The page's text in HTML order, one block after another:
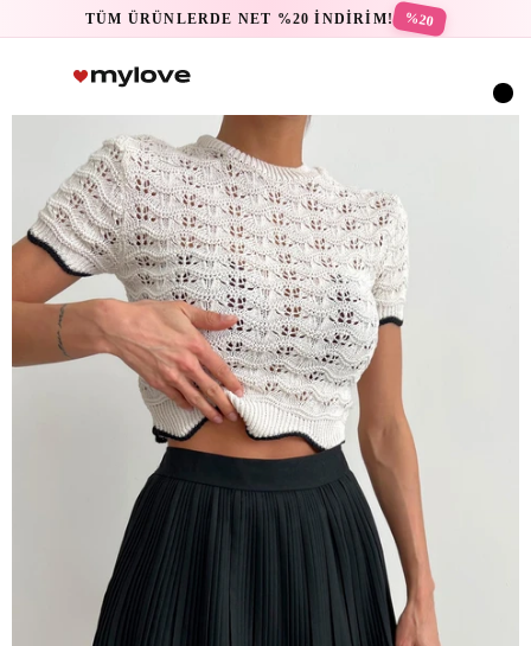
TÜM ÜRÜNLERDE NET %20 İNDİRİM! %20